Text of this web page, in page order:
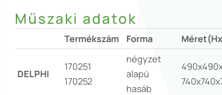
Műszaki adatok
Termékszám Forma
DELPHI
170251
170252
négyzet
alapú
hasáb